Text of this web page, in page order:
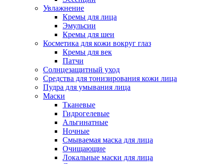
Увлажнение
Кремы для лица
Эмульсии
Кремы для шеи
Косметика для кожи вокруг глаз
Кремы для век
Патчи
Солнцезащитный уход
Средства для тонизирования кожи лица
Пудра для умывания лица
Маски
Тканевые
Гидрогелевые
Альгинатные
Ночные
Смываемая маска для лица
Очищающие
Локальные маски для лица